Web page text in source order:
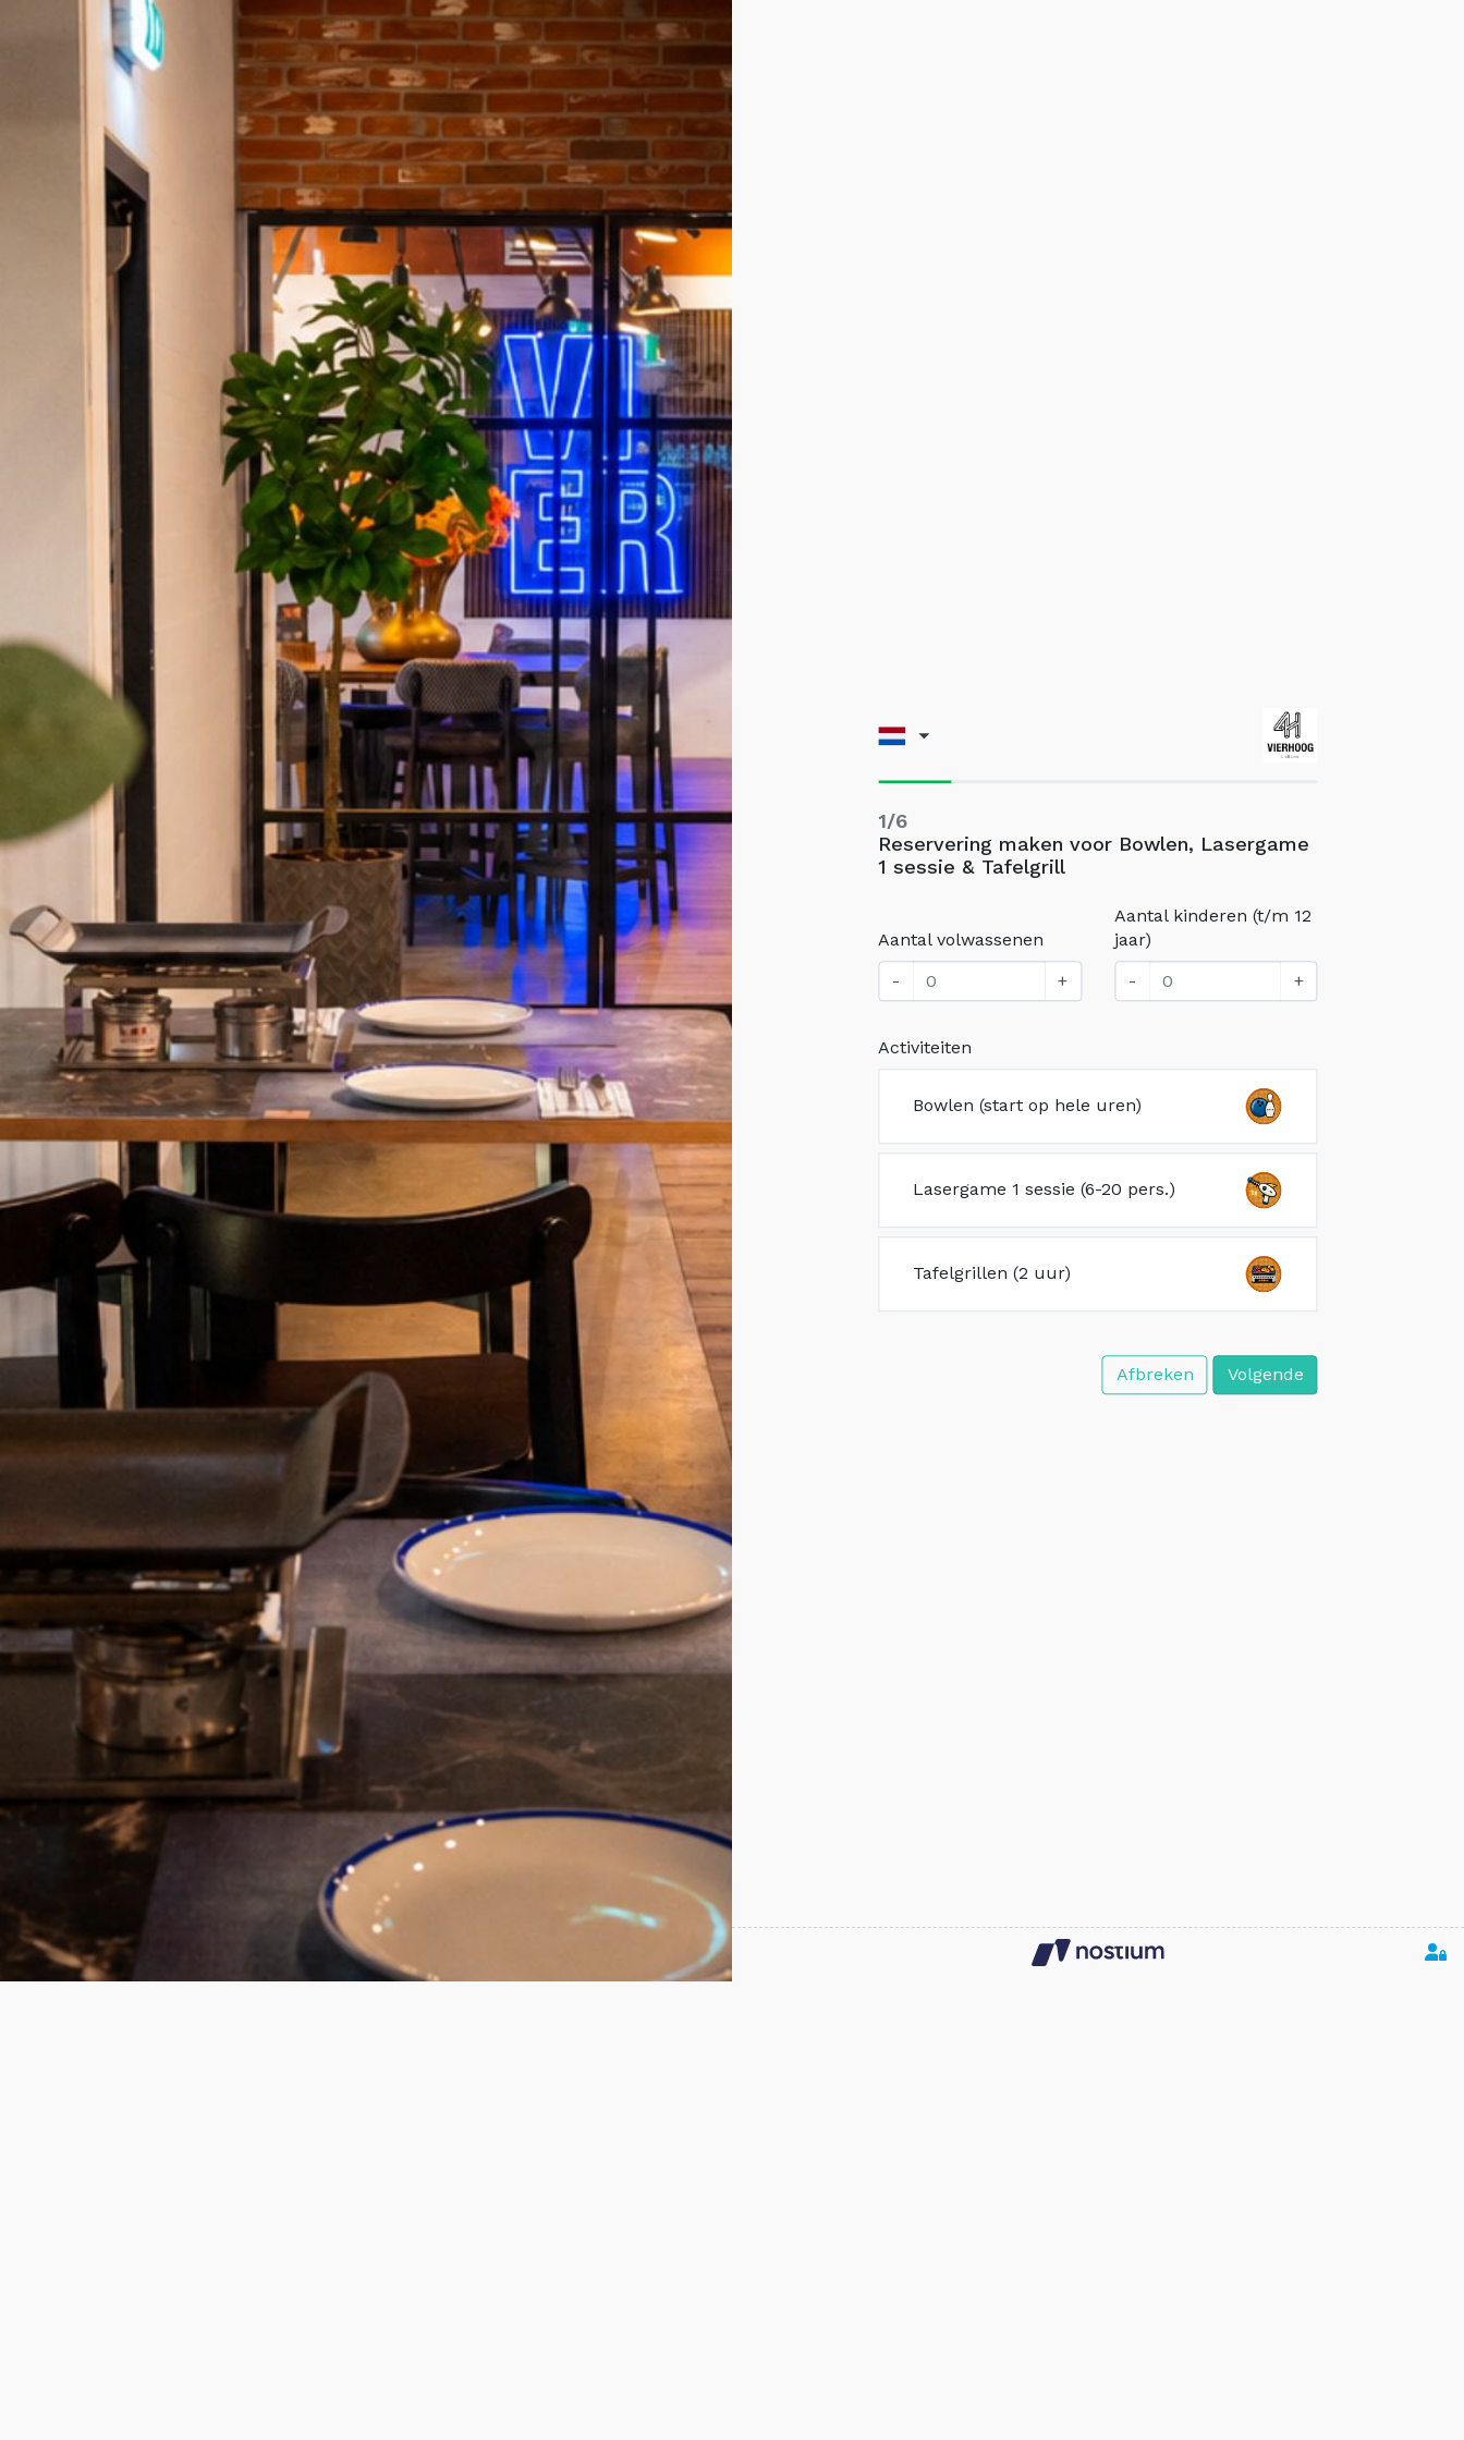
1/6
Reservering maken voor Bowlen, Lasergame
1 sessie & Tafelgrill
Aantal volwassenen
-
+
Aantal kinderen (t/m 12
jaar)
-
+
Activiteiten
Bowlen (start op hele uren)
Lasergame 1 sessie (6-20 pers.)
Tafelgrillen (2 uur)
Afbreken Volgende